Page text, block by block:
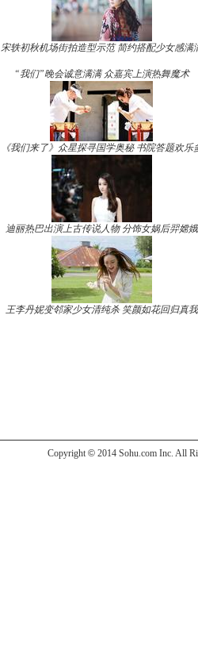
宋轶初秋机场街拍造型示范 简约搭配少女感满
“我们”晚会诚意满满 众嘉宾上演热舞魔术
《我们来了》众星探寻国学奥秘 书院答题欢乐
迪丽热巴出演上古传说人物 分饰女娲后羿嫦娥
王李丹妮变邻家少女清纯杀 笑颜如花回归真我
Copyright © 2014 Sohu.com Inc. All